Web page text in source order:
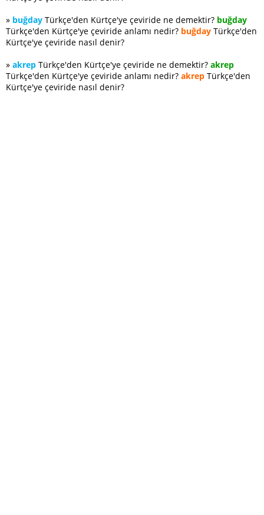
» buğday Türkçe'den Kürtçe'ye çeviride ne demektir? buğday
Türkçe'den Kürtçe'ye çeviride anlamı nedir? buğday Türkçe'den
Kürtçe'ye çeviride nasıl denir?
» akrep Türkçe'den Kürtçe'ye çeviride ne demektir? akrep
Türkçe'den Kürtçe'ye çeviride anlamı nedir? akrep Türkçe'den
Kürtçe'ye çeviride nasıl denir?